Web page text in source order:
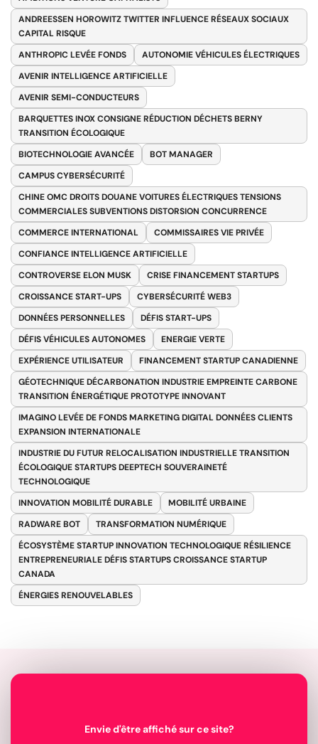
ANDREESSEN HOROWITZ TWITTER INFLUENCE RÉSEAUX SOCIAUX
CAPITAL RISQUE
ANTHROPIC LEVÉE FONDS
AUTONOMIE VÉHICULES ÉLECTRIQUES
AVENIR INTELLIGENCE ARTIFICIELLE
AVENIR SEMI-CONDUCTEURS
BARQUETTES INOX CONSIGNE RÉDUCTION DÉCHETS BERNY
TRANSITION ÉCOLOGIQUE
BIOTECHNOLOGIE AVANCÉE
BOT MANAGER
CAMPUS CYBERSÉCURITÉ
CHINE OMC DROITS DOUANE VOITURES ÉLECTRIQUES TENSIONS
COMMERCIALES SUBVENTIONS DISTORSION CONCURRENCE
COMMERCE INTERNATIONAL
COMMISSAIRES VIE PRIVÉE
CONFIANCE INTELLIGENCE ARTIFICIELLE
CONTROVERSE ELON MUSK
CRISE FINANCEMENT STARTUPS
CROISSANCE START-UPS
CYBERSÉCURITÉ WEB3
DONNÉES PERSONNELLES
DÉFIS START-UPS
DÉFIS VÉHICULES AUTONOMES
ENERGIE VERTE
EXPÉRIENCE UTILISATEUR
FINANCEMENT STARTUP CANADIENNE
GÉOTECHNIQUE DÉCARBONATION INDUSTRIE EMPREINTE CARBONE
TRANSITION ÉNERGÉTIQUE PROTOTYPE INNOVANT
IMAGINO LEVÉE DE FONDS MARKETING DIGITAL DONNÉES CLIENTS
EXPANSION INTERNATIONALE
INDUSTRIE DU FUTUR RELOCALISATION INDUSTRIELLE TRANSITION
ÉCOLOGIQUE STARTUPS DEEPTECH SOUVERAINETÉ
TECHNOLOGIQUE
INNOVATION MOBILITÉ DURABLE
MOBILITÉ URBAINE
RADWARE BOT
TRANSFORMATION NUMÉRIQUE
ÉCOSYSTÈME STARTUP INNOVATION TECHNOLOGIQUE RÉSILIENCE
ENTREPRENEURIALE DÉFIS STARTUPS CROISSANCE STARTUP
CANADA
ÉNERGIES RENOUVELABLES
Envie d'être affiché sur ce site?